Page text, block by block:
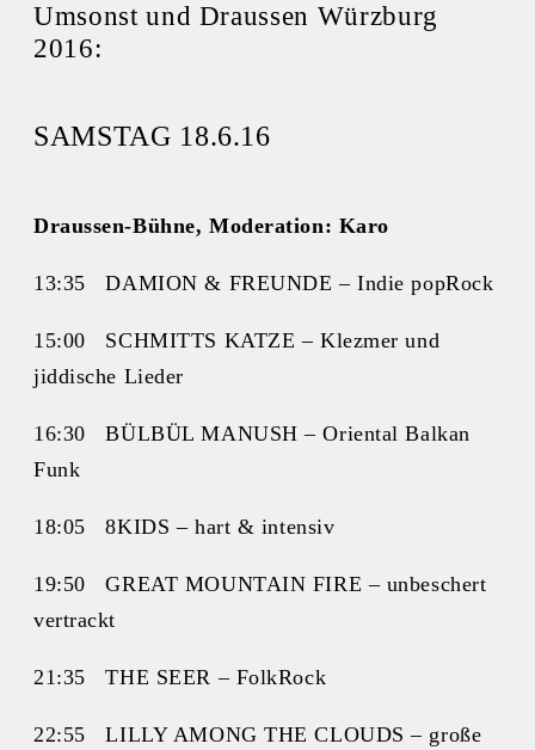
Umsonst und Draussen Würzburg
2016:
SAMSTAG 18.6.16
Draussen-Bühne, Moderation: Karo
13:35 DAMION & FREUNDE – Indie popRock
15:00 SCHMITTS KATZE – Klezmer und
jiddische Lieder
16:30 BÜLBÜL MANUSH – Oriental Balkan
Funk
18:05 8KIDS – hart & intensiv
19:50 GREAT MOUNTAIN FIRE – unbeschert
vertrackt
21:35 THE SEER – FolkRock
22:55 LILLY AMONG THE CLOUDS – große